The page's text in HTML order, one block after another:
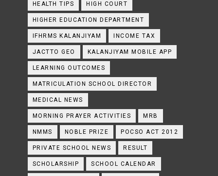
HEALTH TIPS HIGH COURT
HIGHER EDUCATION DEPARTMENT
IFHRMS KALANJIYAM INCOME TAX
JACTTO GEO KALANJIYAM MOBILE APP
LEARNING OUTCOMES
MATRICULATION SCHOOL DIRECTOR
MEDICAL NEWS
MORNING PRAYER ACTIVITIES MRB
NMMS NOBLE PRIZE POCSO ACT 2012
PRIVATE SCHOOL NEWS RESULT
SCHOLARSHIP SCHOOL CALENDAR